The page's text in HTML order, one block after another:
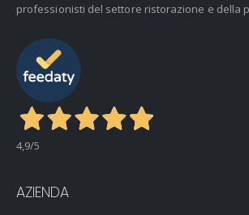
professionisti del settore ristorazione e della
4,9/5
AZIENDA